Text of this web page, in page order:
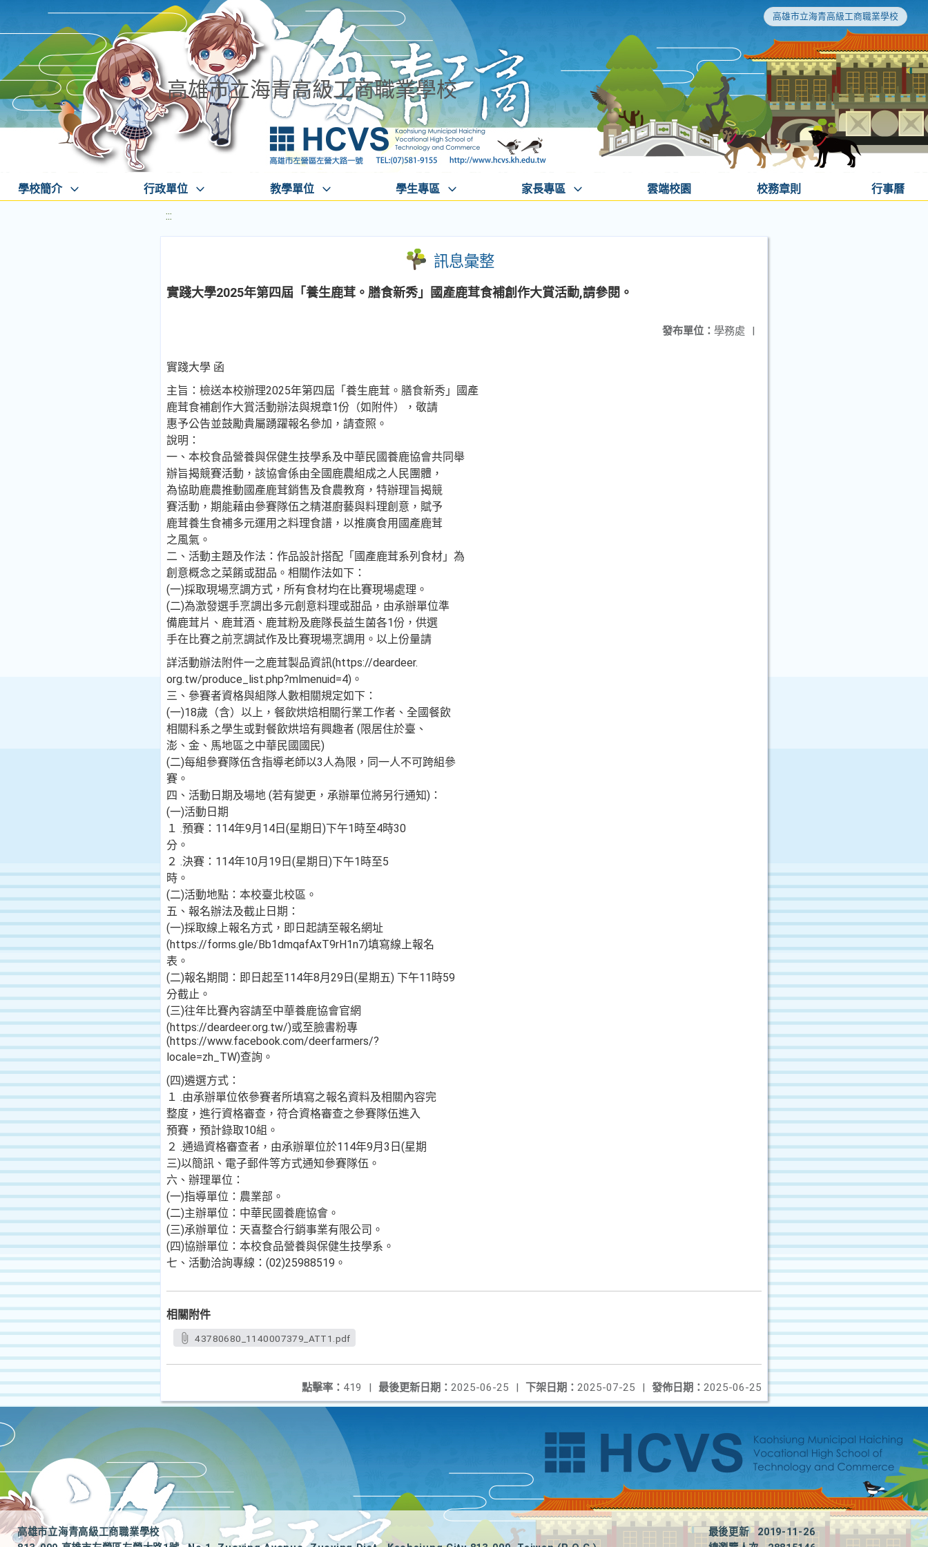
高雄市立海青高級工商職業學校
高雄市立海青高級工商職業學校
學校簡介 行政單位 教學單位 學生專區 家長專區 雲端校園 校務章則 行事曆
:::
訊息彙整
實踐大學2025年第四屆「養生鹿茸。膳食新秀」國產鹿茸食補創作大賞活動,請參閱。
發布單位： 學務處 |
實踐大學 函
主旨：檢送本校辦理2025年第四屆「養生鹿茸。膳食新秀」國產
鹿茸食補創作大賞活動辦法與規章1份（如附件），敬請
惠予公告並鼓勵貴屬踴躍報名參加，請查照。
說明：
一、本校食品營養與保健生技學系及中華民國養鹿協會共同舉
辦旨揭競賽活動，該協會係由全國鹿農組成之人民團體，
為協助鹿農推動國產鹿茸銷售及食農教育，特辦理旨揭競
賽活動，期能藉由參賽隊伍之精湛廚藝與料理創意，賦予
鹿茸養生食補多元運用之料理食譜，以推廣食用國產鹿茸
之風氣。
二、活動主題及作法：作品設計搭配「國產鹿茸系列食材」為
創意概念之菜餚或甜品。相關作法如下：
(一)採取現場烹調方式，所有食材均在比賽現場處理。
(二)為激發選手烹調出多元創意料理或甜品，由承辦單位準
備鹿茸片、鹿茸酒、鹿茸粉及鹿隊長益生菌各1份，供選
手在比賽之前烹調試作及比賽現場烹調用。以上份量請
詳活動辦法附件一之鹿茸製品資訊(https://deardeer.
org.tw/produce_list.php?mlmenuid=4)。
三、參賽者資格與組隊人數相關規定如下：
(一)18歲（含）以上，餐飲烘焙相關行業工作者、全國餐飲
相關科系之學生或對餐飲烘培有興趣者 (限居住於臺、
澎、金、馬地區之中華民國國民)
(二)每組參賽隊伍含指導老師以3人為限，同一人不可跨組參
賽。
四、活動日期及場地 (若有變更，承辦單位將另行通知)：
(一)活動日期
１ .預賽：114年9月14日(星期日)下午1時至4時30
分。
２ .決賽：114年10月19日(星期日)下午1時至5
時。
(二)活動地點：本校臺北校區。
五、報名辦法及截止日期：
(一)採取線上報名方式，即日起請至報名網址
(https://forms.gle/Bb1dmqafAxT9rH1n7)填寫線上報名
表。
(二)報名期間：即日起至114年8月29日(星期五) 下午11時59
分截止。
(三)往年比賽內容請至中華養鹿協會官網
(https://deardeer.org.tw/)或至臉書粉專
(https://www.facebook.com/deerfarmers/?
locale=zh_TW)查詢。
(四)遴選方式：
１ .由承辦單位依參賽者所填寫之報名資料及相關內容完
整度，進行資格審查，符合資格審查之參賽隊伍進入
預賽，預計錄取10組。
２ .通過資格審查者，由承辦單位於114年9月3日(星期
三)以簡訊、電子郵件等方式通知參賽隊伍。
六、辦理單位：
(一)指導單位：農業部。
(二)主辦單位：中華民國養鹿協會。
(三)承辦單位：天喜整合行銷事業有限公司。
(四)協辦單位：本校食品營養與保健生技學系。
七、活動洽詢專線：(02)25988519。
相關附件
43780680_1140007379_ATT1.pdf
發佈日期： 2025-06-25
下架日期： 2025-07-25 |
最後更新日期： 2025-06-25 |
點擊率： 419 |
高雄市立海青高級工商職業學校
最後更新
2019-11-26